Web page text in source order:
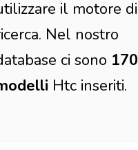
il motore di
Nel nostro
ci sono 170
Htc inseriti.